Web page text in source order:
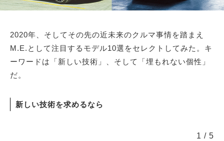
2020年、そしてその先の近未来のクルマ事情を踏まえ
M.E.として注目するモデル10選をセレクトしてみた。キ
ーワードは「新しい技術」、そして「埋もれない個性」
だ。
新しい技術を求めるなら
1 / 5